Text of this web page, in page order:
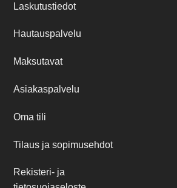
Laskutustiedot
Hautauspalvelu
Maksutavat
Asiakaspalvelu
Oma tili
Tilaus ja sopimusehdot
Rekisteri- ja